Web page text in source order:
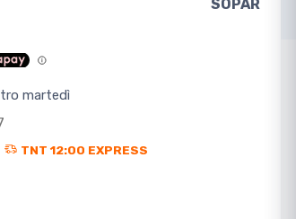
SOPAR
martedì
TNT 12:00 EXPRESS